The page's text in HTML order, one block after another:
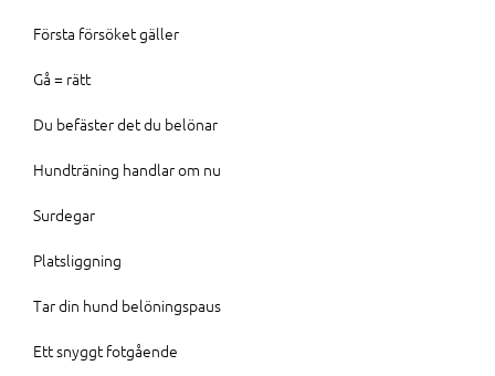
Första försöket gäller
Gå = rätt
Du befäster det du belönar
Hundträning handlar om nu
Surdegar
Platsliggning
Tar din hund belöningspaus
Ett snyggt fotgående